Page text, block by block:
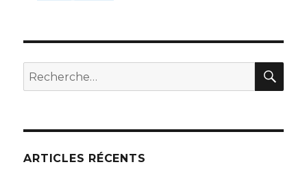
Recherche
pour
ARTICLES RÉCENTS